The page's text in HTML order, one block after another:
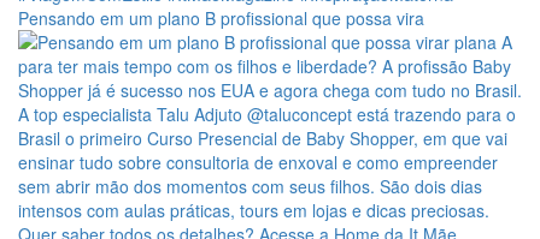
Pensando em um plano B profissional que possa vira